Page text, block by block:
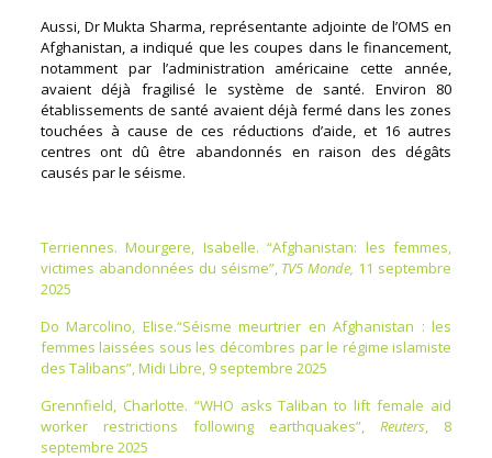
Aussi, Dr Mukta Sharma, représentante adjointe de l’OMS en
Afghanistan, a indiqué que les coupes dans le financement,
notamment par l’administration américaine cette année,
avaient déjà fragilisé le système de santé. Environ 80
établissements de santé avaient déjà fermé dans les zones
touchées à cause de ces réductions d’aide, et 16 autres
centres ont dû être abandonnés en raison des dégâts
causés par le séisme.
Terriennes. Mourgere, Isabelle. “Afghanistan: les femmes,
victimes abandonnées du séisme”, TV5 Monde, 11 septembre
2025
Do Marcolino, Elise.“Séisme meurtrier en Afghanistan : les
femmes laissées sous les décombres par le régime islamiste
des Talibans”, Midi Libre, 9 septembre 2025
Grennfield, Charlotte. “WHO asks Taliban to lift female aid
worker restrictions following earthquakes”,Reuters, 8
septembre 2025